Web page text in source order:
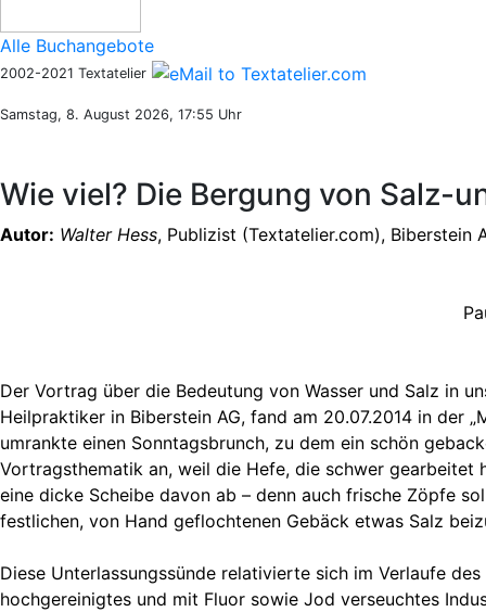
Alle Buchangebote
2002-2021 Textatelier
Samstag, 8. August 2026, 17:55 Uhr
Wie viel? Die Bergung von Salz-
Autor: Walter Hess, Publizist (Textatelier.com), Biberstein
Der Vortrag über die Bedeutung von Wasser und Salz in
Heilpraktiker in Biberstein AG, fand am 20.07.2014 in der
umrankte einen Sonntagsbrunch, zu dem ein schön
Vortragsthematik an, weil die Hefe, die schwer
eine dicke Scheibe davon ab – denn auch frische Zöpfe
festlichen, von Hand geflochtenen Gebäck etwas Salz
Diese Unterlassungssünde relativierte sich im Verlaufe
hochgereinigtes und mit Fluor sowie Jod verseuchtes